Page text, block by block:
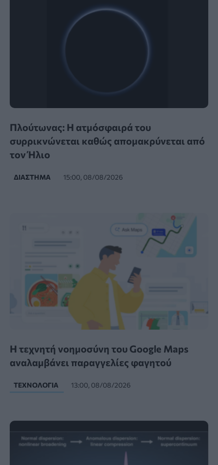
Πλούτωνας: Η ατμόσφαιρά του
συρρικνώνεται καθώς απομακρύνεται από
τον Ήλιο
ΔΙΆΣΤΗΜΑ 15:00, 08/08/2026
Η τεχνητή νοημοσύνη του Google Maps
αναλαμβάνει παραγγελίες φαγητού
ΤΕΧΝΟΛΟΓΊΑ 13:00, 08/08/2026